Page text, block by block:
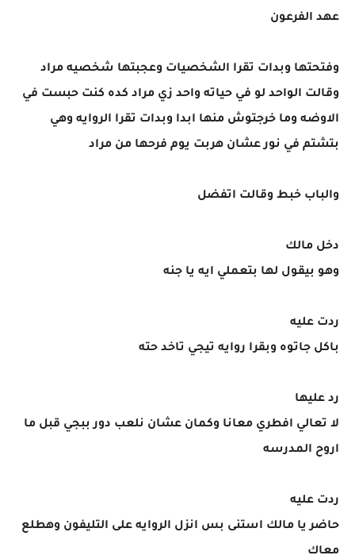
عهد الفرعون
وفتحتها وبدات تقرا الشخصيات وعجبتها شخصيه مراد
وقالت الواحد لو في حياته واحد زي مراد كده كنت حبست في
الاوضه وما خرجتوش منها ابدا وبدات تقرا الروايه وهي
بتشتم في نور عشان هربت يوم فرحها من مراد
والباب خبط وقالت اتفضل
دخل مالك
وهو بيقول لها بتعملي ايه يا جنه
ردت عليه
باكل جاتوه وبقرا روايه تيجي تاخد حته
رد عليها
لا تعالي افطري معانا وكمان عشان نلعب دور ببجي قبل ما
اروح المدرسه
ردت عليه
حاضر يا مالك استنى بس انزل الروايه على التليفون وهطلع
معاك